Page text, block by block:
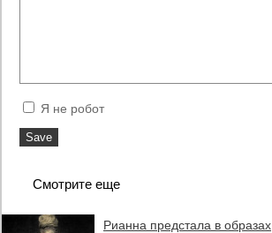
Я не робот
Смотрите еще
Рианна предстала в образах